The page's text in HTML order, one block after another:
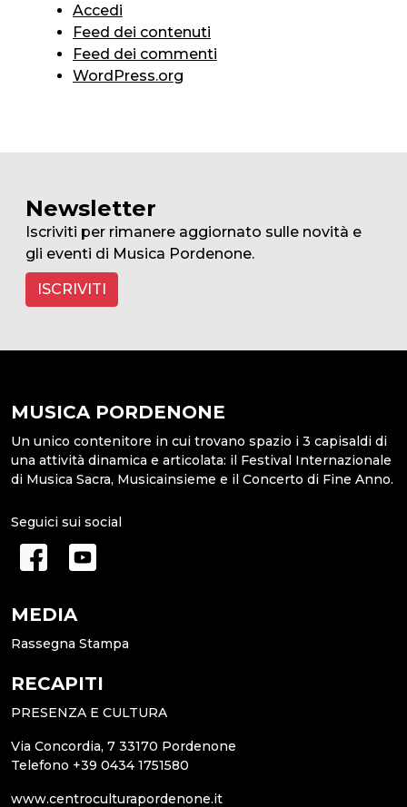
Accedi
Feed dei contenuti
Feed dei commenti
WordPress.org
Newsletter
Iscriviti per rimanere aggiornato sulle novità e
gli eventi di Musica Pordenone.
ISCRIVITI
MUSICA PORDENONE
Un unico contenitore in cui trovano spazio i 3 capisaldi di
una attività dinamica e articolata: il Festival Internazionale
di Musica Sacra, Musicainsieme e il Concerto di Fine Anno.
Seguici sui social
MEDIA
Rassegna Stampa
RECAPITI
PRESENZA E CULTURA
Via Concordia, 7 33170 Pordenone
Telefono +39 0434 1751580
www.centroculturapordenone.it